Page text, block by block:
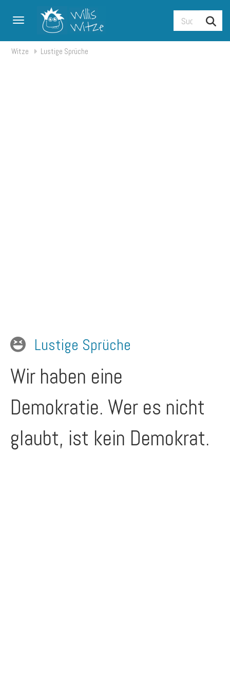
Toggle navigation
Witze Lustige Sprüche
Lustige Sprüche
Wir haben eine
Demokratie. Wer es nicht
glaubt, ist kein Demokrat.